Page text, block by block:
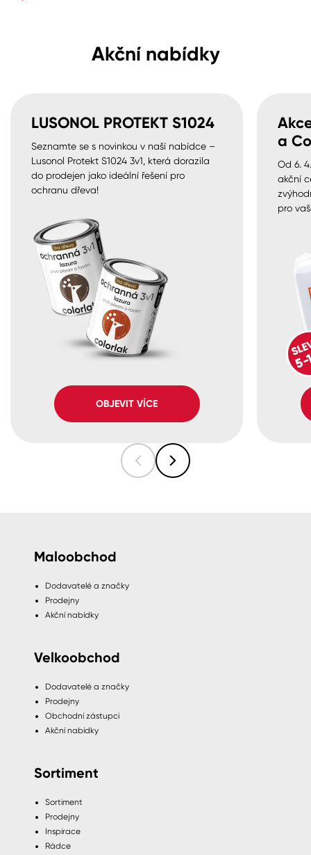
Akční nabídky
LUSONOL PROTEKT S1024
Seznamte se s novinkou v naší nabídce –
Lusonol Protekt S1024 3v1, která dorazila
do prodejen jako ideální řešení pro
ochranu dřeva!
OBJEVIT VÍCE
a
Od 6.
akční
pro
Maloobchod
Dodavatelé a značky
Prodejny
Akční nabídky
Velkoobchod
Dodavatelé a značky
Prodejny
Obchodní zástupci
Akční nabídky
Sortiment
Sortiment
Prodejny
Inspirace
Rádce